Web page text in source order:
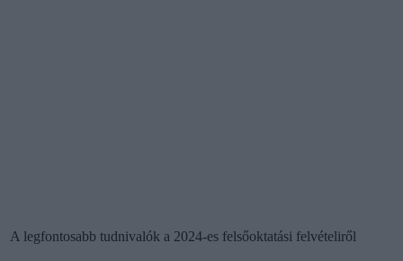
A legfontosabb tudnivalók a 2024-es felsőoktatási felvételiről